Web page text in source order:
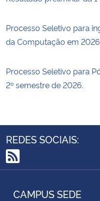
Processo Seletivo para
da Computação em
Processo Seletivo para
2º semestre de 2026.
REDES SOCIAIS:
RSS
CAMPUS SEDE